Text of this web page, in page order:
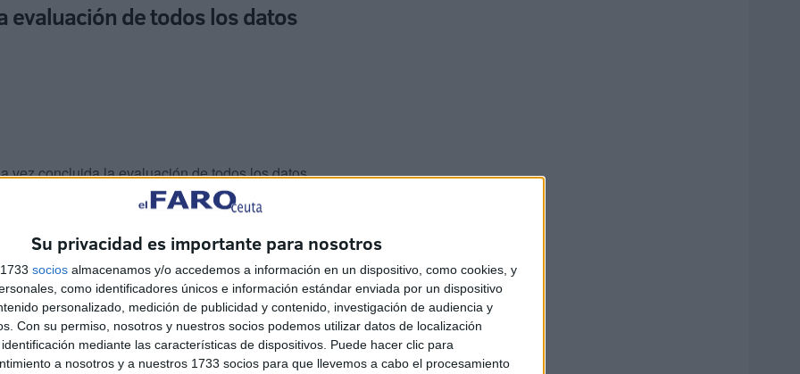
Su privacidad es importante para nosotros
socios almacenamos y/o accedemos a información en un dispositivo, como cookies, y
como identificadores únicos e información estándar enviada por un dispositivo
personalizado, medición de publicidad y contenido, investigación de audiencia y
Con su permiso, nosotros y nuestros socios podemos utilizar datos de localización
mediante las características de dispositivos. Puede hacer clic para
a nosotros y a nuestros 1733 socios para que llevemos a cabo el procesamiento
evaluación de todos los datos
vez concluida la evaluación de todos los datos,
negativos relacionados con el comportamiento de los
, la detección de posibles
formas de abordarlos en el futuro.
para posteriores eventos.
electrónicoen favor de ciudadanos de varios países
en el contexto de la organización de la Copa